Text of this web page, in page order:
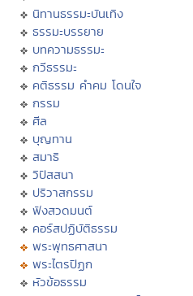
นิทานธรรมะบันเทิง
ธรรมะบรรยาย
บทความธรรมะ
กวีธรรมะ
คติธรรม คำคม โดนใจ
กรรม
ศีล
บุญทาน
สมาธิ
วิปัสสนา
ปริวาสกรรม
ฟังสวดมนต์
คอร์สปฏิบัติธรรม
พระพุทธศาสนา
พระไตรปิฏก
หัวข้อธรรม